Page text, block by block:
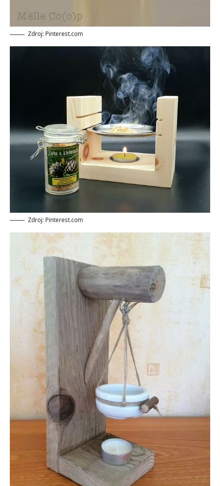
Zdroj: Pinterest.com
Zdroj: Pinterest.com